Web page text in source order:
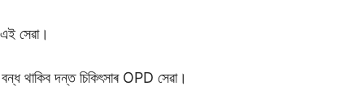
সেৱা।
থাকিব দন্ত চিকিৎসাৰ OPD সেৱা।